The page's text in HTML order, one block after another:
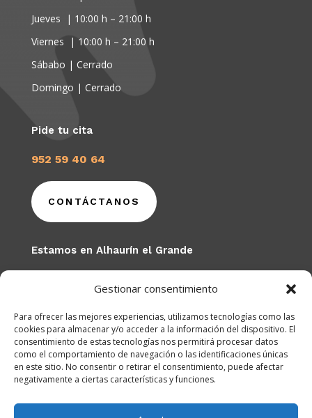
Gestionar consentimiento
Para ofrecer las mejores experiencias, utilizamos tecnologías como las
cookies para almacenar y/o acceder a la información del dispositivo. El
consentimiento de estas tecnologías nos permitirá procesar datos
como el comportamiento de navegación o las identificaciones únicas
en este sitio. No consentir o retirar el consentimiento, puede afectar
negativamente a ciertas características y funciones.
Jueves | 10:00 h – 21:00 h
Viernes | 10:00 h – 21:00 h
Sábabo | Cerrado
Domingo | Cerrado
Pide tu cita
952 59 40 64
CONTÁCTANOS
Estamos en Alhaurín el Grande
Alhaurín El Grande
(Junto al antiguo Centro de Salud)
Centro Autorizado: